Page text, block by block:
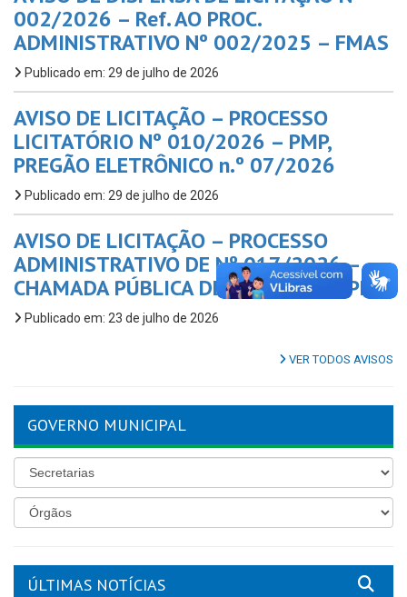
002/2026 – Ref. AO PROC.
ADMINISTRATIVO Nº 002/2025 – FMAS
Publicado em: 29 de julho de 2026
AVISO DE LICITAÇÃO – PROCESSO
LICITATÓRIO Nº 010/2026 – PMP,
PREGÃO ELETRÔNICO n.º 07/2026
Publicado em: 29 de julho de 2026
AVISO DE LICITAÇÃO – PROCESSO
ADMINISTRATIVO DE Nº 017/2026 –
CHAMADA PÚBLICA DE Nº 01/2026 PMP
Publicado em: 23 de julho de 2026
VER TODOS AVISOS
GOVERNO MUNICIPAL
ÚLTIMAS NOTÍCIAS